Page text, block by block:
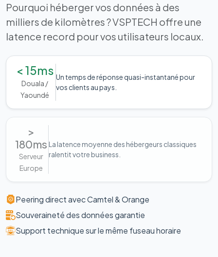
Pourquoi héberger vos données à des
milliers de kilomètres ? VSPTECH offre une
latence record pour vos utilisateurs locaux.
< 15ms
Douala /
Yaoundé
Un temps de réponse quasi-instantané pour
vos clients au pays.
>
180ms
Serveur
Europe
La latence moyenne des hébergeurs classiques
ralentit votre business.
Peering direct avec Camtel & Orange
Souveraineté des données garantie
Support technique sur le même fuseau horaire